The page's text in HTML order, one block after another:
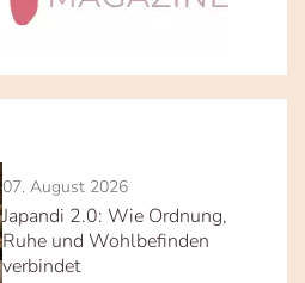
07. August 2026
Japandi 2.0: Wie Ordnung,
Ruhe und Wohlbefinden
verbindet